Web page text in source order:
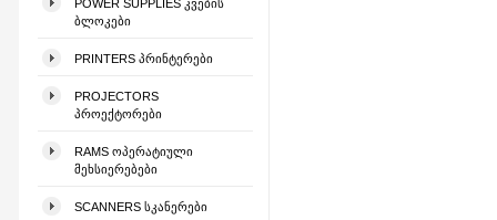
POWER SUPPLIES ᲙᲕᲔᲑᲘᲡ
ᲑᲚᲝᲙᲔᲑᲘ
PRINTERS ᲞᲠᲘᲜᲢᲔᲠᲔᲑᲘ
PROJECTORS
ᲞᲠᲝᲔᲥᲢᲝᲠᲔᲑᲘ
RAMS ᲝᲞᲔᲠᲐᲢᲘᲣᲚᲘ
ᲛᲔᲮᲡᲘᲔᲠᲔᲑᲔᲑᲘ
SCANNERS ᲡᲙᲐᲜᲔᲠᲔᲑᲘ